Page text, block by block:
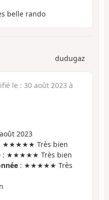
belle rando
dudugaz
le : 30 août 2023 à
2023
★★★★★ Très bien
: ★★★★★ Très bien
: ★★★★★ Très